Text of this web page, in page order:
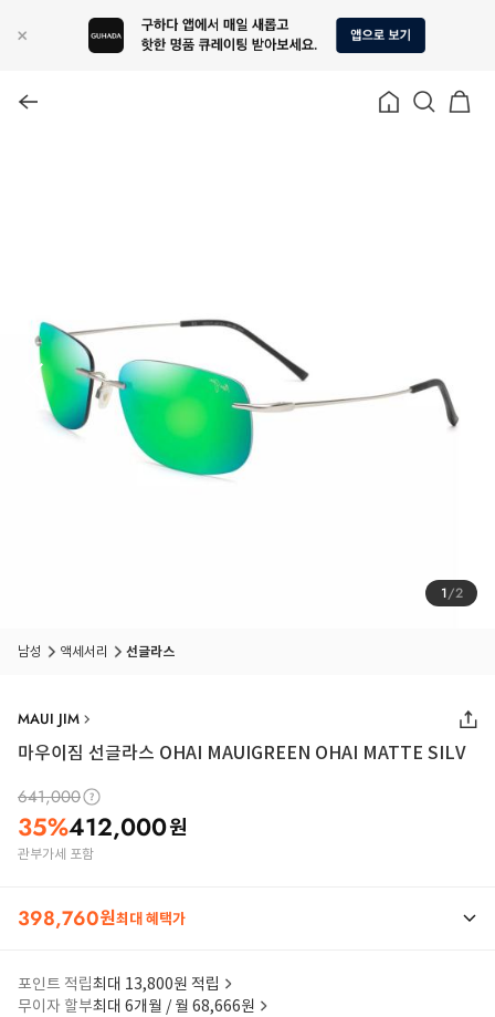
1/2
남성 액세서리 선글라스
MAUI JIM
마우이짐 선글라스 OHAI MAUIGREEN OHAI MATTE SILV
641,000
35%412,000원
관부가세 포함
398,760원최대 혜택가
포인트 적립최대 13,800원 적립
무이자 할부최대 6개월 / 월 68,666원